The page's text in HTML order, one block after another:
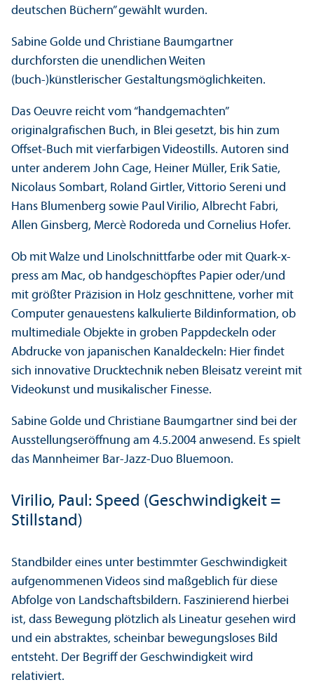
deutschen Büchern” gewählt wurden.
Sabine Golde und Christiane Baumgartner
durchforsten die unendlichen Weiten
(buch-)künstlerischer Gestaltungs­möglichkeiten.
Das Oeuvre reicht vom “handgemachten”
originalgrafischen Buch, in Blei gesetzt, bis hin zum
Offset-Buch mit vierfarbigen Videostills. Autoren sind
unter anderem John Cage, Heiner Müller, Erik Satie,
Nicolaus Sombart, Roland Girtler, Vittorio Sereni und
Hans Blumenberg sowie Paul Virilio, Albrecht Fabri,
Allen Ginsberg, Mercè Rodoreda und Cornelius Hofer.
Ob mit Walze und Linolschnittfarbe oder mit Quark-x-
press am Mac, ob handgeschöpftes Papier oder/und
mit größter Präzision in Holz geschnittene, vorher mit
Computer genauestens kalkulierte Bild­information, ob
multimediale Objekte in groben Pappdeckeln oder
Abdrucke von japanischen Kanaldeckeln: Hier findet
sich innovative Drucktechnik neben Bleisatz vereint mit
Videokunst und musikalischer Finesse.
Sabine Golde und Christiane Baumgartner sind bei der
Ausstellungseröffnung am 4.5.2004 anwesend. Es spielt
das Mannheimer Bar-Jazz-Duo Bluemoon.
Virilio, Paul: Speed (Geschwindigkeit =
Stillstand)
Standbilder eines unter bestimmter Geschwindigkeit
aufgenommenen Videos sind maßgeblich für diese
Abfolge von Landschaftsbildern. Faszinierend hierbei
ist, dass Bewegung plötzlich als Lineatur gesehen wird
und ein abstraktes, scheinbar bewegungsloses Bild
entsteht. Der Begriff der Geschwindigkeit wird
relativiert.